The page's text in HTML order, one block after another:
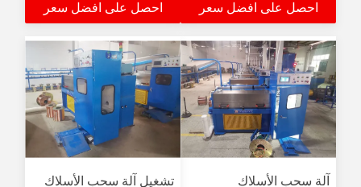
احصل على افضل سعر
احصل على افضل سعر
آلة سحب الأسلاك
تشغيل آلة سحب الأسلاك